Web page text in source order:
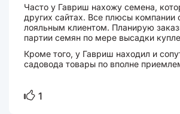
Часто у Гавриш нахожу семена,
других сайтах. Все плюсы компании
лояльным клиентом. Планирую
партии семян по мере высадки
Кроме того, у Гавриш находил и
садовода товары по вполне
1